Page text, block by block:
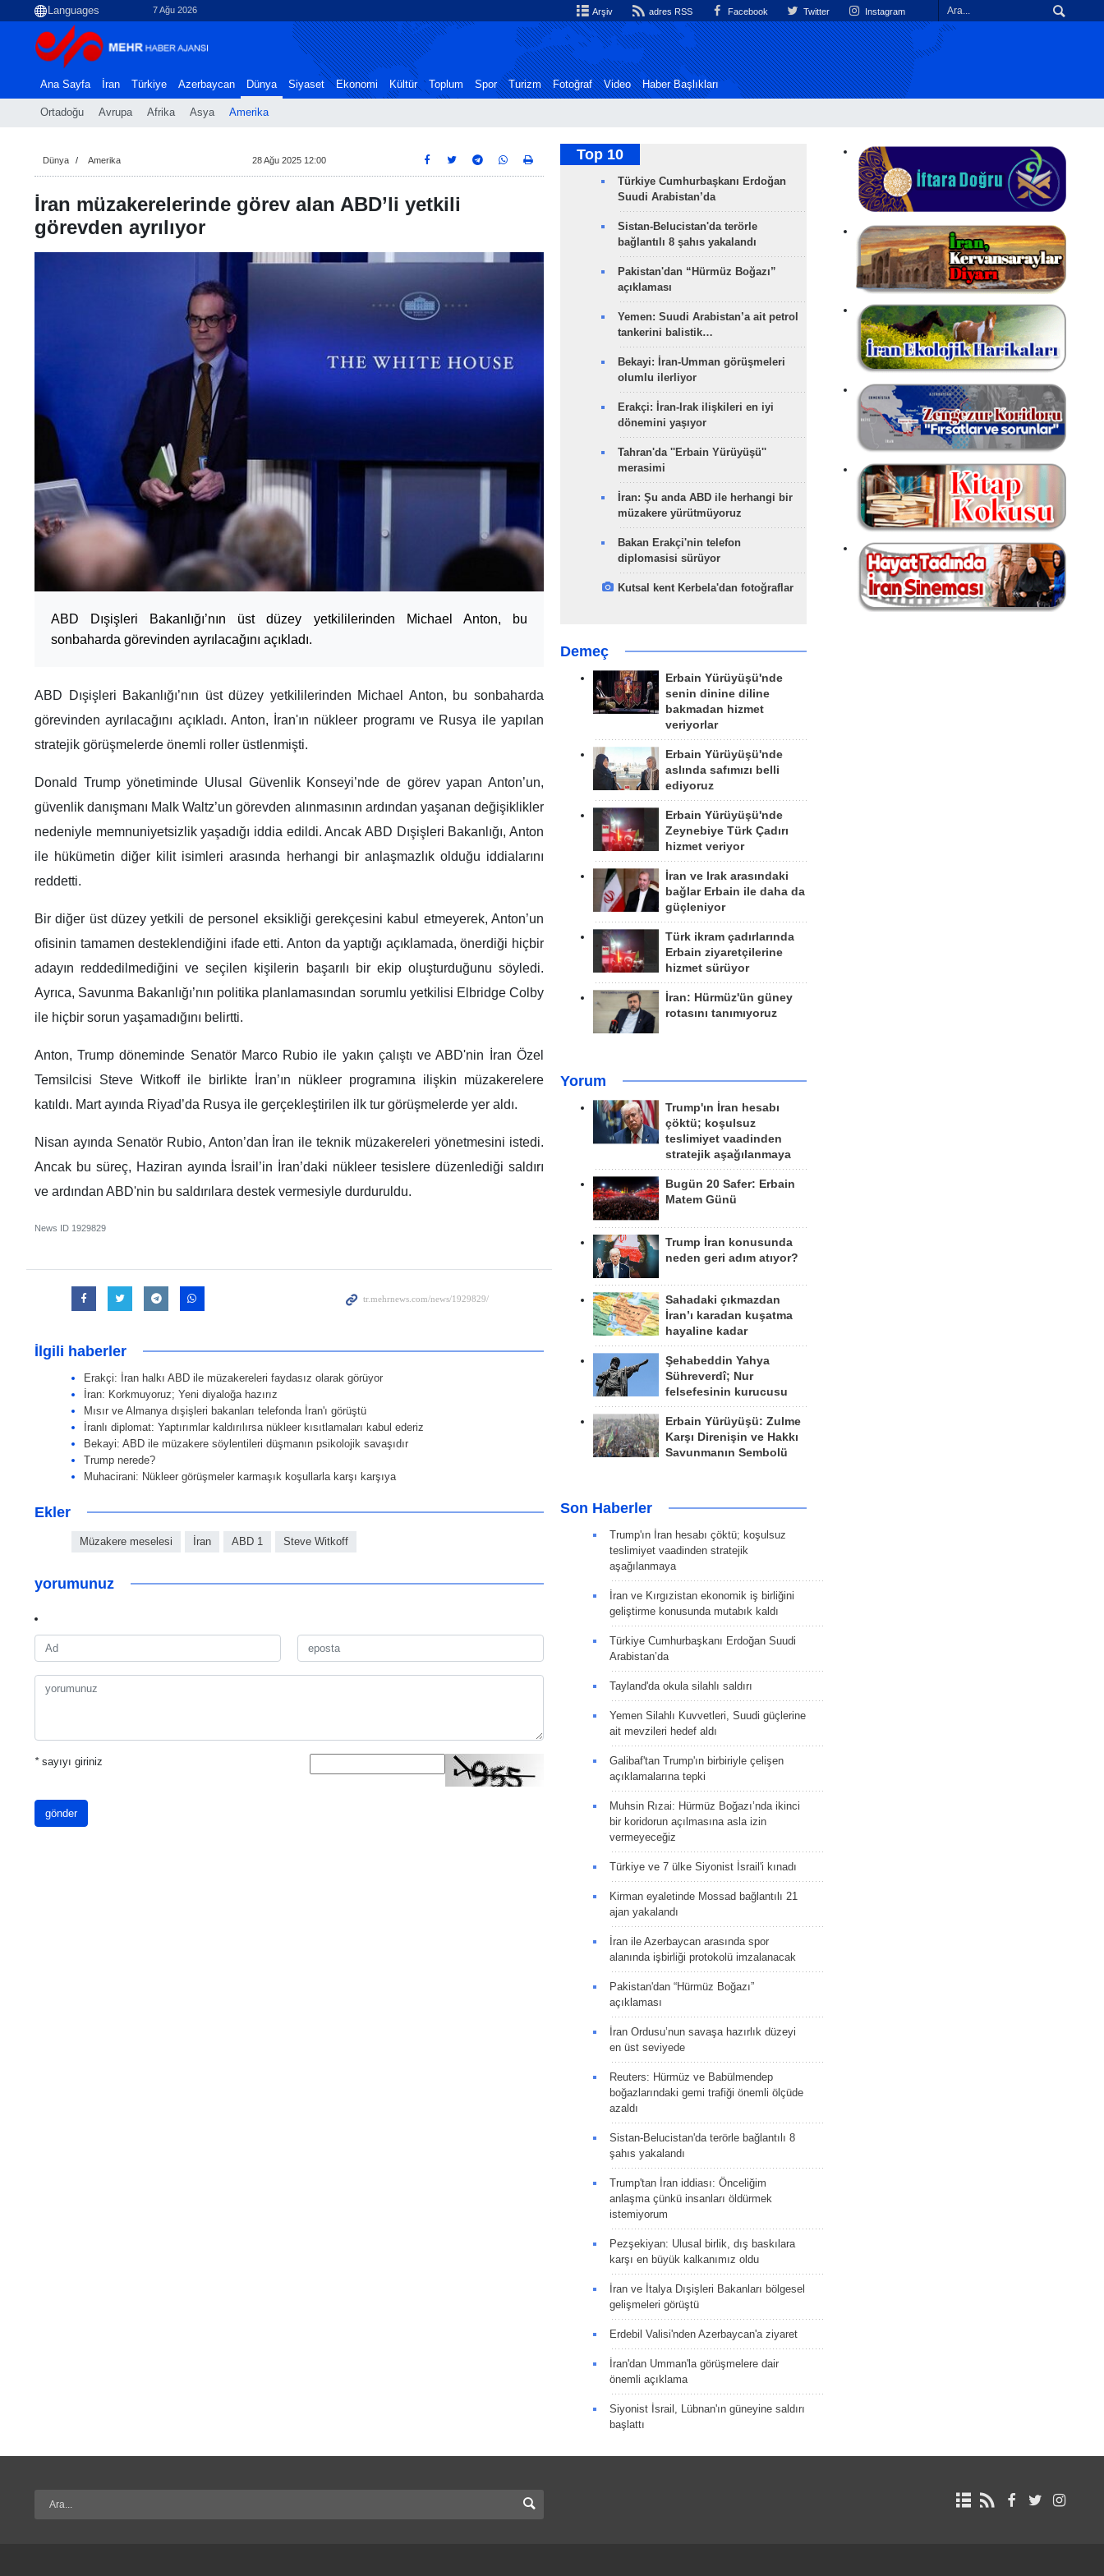
7 Ağu 2026 Arşiv adres RSS Facebook Twitter Instagram
Ana Sayfa İran Türkiye Azerbaycan Dünya
Ortadoğu Avrupa Afrika Asya Amerika
Siyaset Ekonomi Kültür Toplum Spor Turizm Fotoğraf Video Haber Başlıkları
Dünya Amerika 28 Ağu 2025 12:00
İran müzakerelerinde görev alan ABD’li yetkili
görevden ayrılıyor
ABD Dışişleri Bakanlığı’nın üst düzey yetkililerinden Michael Anton, bu
sonbaharda görevinden ayrılacağını açıkladı.
ABD Dışişleri Bakanlığı’nın üst düzey yetkililerinden Michael Anton, bu sonbaharda
görevinden ayrılacağını açıkladı. Anton, İran'ın nükleer programı ve Rusya ile yapılan
stratejik görüşmelerde önemli roller üstlenmişti.
Donald Trump yönetiminde Ulusal Güvenlik Konseyi’nde de görev yapan Anton’un,
güvenlik danışmanı Malk Waltz’un görevden alınmasının ardından yaşanan değişiklikler
nedeniyle memnuniyetsizlik yaşadığı iddia edildi. Ancak ABD Dışişleri Bakanlığı, Anton
ile hükümetin diğer kilit isimleri arasında herhangi bir anlaşmazlık olduğu iddialarını
reddetti.
Bir diğer üst düzey yetkili de personel eksikliği gerekçesini kabul etmeyerek, Anton’un
ofisinin tamamen desteklendiğini ifade etti. Anton da yaptığı açıklamada, önerdiği hiçbir
adayın reddedilmediğini ve seçilen kişilerin başarılı bir ekip oluşturduğunu söyledi.
Ayrıca, Savunma Bakanlığı’nın politika planlamasından sorumlu yetkilisi Elbridge Colby
ile hiçbir sorun yaşamadığını belirtti.
Anton, Trump döneminde Senatör Marco Rubio ile yakın çalıştı ve ABD'nin İran Özel
Temsilcisi Steve Witkoff ile birlikte İran’ın nükleer programına ilişkin müzakerelere
katıldı. Mart ayında Riyad’da Rusya ile gerçekleştirilen ilk tur görüşmelerde yer aldı.
Nisan ayında Senatör Rubio, Anton’dan İran ile teknik müzakereleri yönetmesini istedi.
Ancak bu süreç, Haziran ayında İsrail’in İran’daki nükleer tesislere düzenlediği saldırı
ve ardından ABD'nin bu saldırılara destek vermesiyle durduruldu.
News ID 1929829
İlgili haberler
Erakçi: İran halkı ABD ile müzakereleri faydasız olarak görüyor
İran: Korkmuyoruz; Yeni diyaloğa hazırız
Mısır ve Almanya dışişleri bakanları telefonda İran'ı görüştü
İranlı diplomat: Yaptırımlar kaldırılırsa nükleer kısıtlamaları kabul ederiz
Bekayi: ABD ile müzakere söylentileri düşmanın psikolojik savaşıdır
Trump nerede?
Muhacirani: Nükleer görüşmeler karmaşık koşullarla karşı karşıya
Ekler
Müzakere meselesi İran ABD 1 Steve Witkoff
yorumunuz
*sayıyı giriniz
gönder
Top 10
Türkiye Cumhurbaşkanı Erdoğan
Suudi Arabistan’da
Sistan-Belucistan'da terörle
bağlantılı 8 şahıs yakalandı
Pakistan'dan “Hürmüz Boğazı”
açıklaması
Yemen: Suudi Arabistan’a ait petrol
tankerini balistik…
Bekayi: İran-Umman görüşmeleri
olumlu ilerliyor
Erakçi: İran-Irak ilişkileri en iyi
dönemini yaşıyor
Tahran'da ''Erbain Yürüyüşü''
merasimi
İran: Şu anda ABD ile herhangi bir
müzakere yürütmüyoruz
Bakan Erakçi'nin telefon
diplomasisi sürüyor
Kutsal kent Kerbela'dan fotoğraflar
Demeç
Erbain Yürüyüşü'nde
senin dinine diline
bakmadan hizmet
veriyorlar
Erbain Yürüyüşü'nde
aslında safımızı belli
ediyoruz
Erbain Yürüyüşü'nde
Zeynebiye Türk Çadırı
hizmet veriyor
İran ve Irak arasındaki
bağlar Erbain ile daha da
güçleniyor
Türk ikram çadırlarında
Erbain ziyaretçilerine
hizmet sürüyor
İran: Hürmüz'ün güney
rotasını tanımıyoruz
Yorum
Trump'ın İran hesabı
çöktü; koşulsuz
teslimiyet vaadinden
stratejik aşağılanmaya
Bugün 20 Safer: Erbain
Matem Günü
Trump İran konusunda
neden geri adım atıyor?
Sahadaki çıkmazdan
İran’ı karadan kuşatma
hayaline kadar
Şehabeddin Yahya
Sühreverdî; Nur
felsefesinin kurucusu
Erbain Yürüyüşü: Zulme
Karşı Direnişin ve Hakkı
Savunmanın Sembolü
Son Haberler
Trump'ın İran hesabı çöktü; koşulsuz
teslimiyet vaadinden stratejik
aşağılanmaya
İran ve Kırgızistan ekonomik iş birliğini
geliştirme konusunda mutabık kaldı
Türkiye Cumhurbaşkanı Erdoğan Suudi
Arabistan’da
Tayland'da okula silahlı saldırı
Yemen Silahlı Kuvvetleri, Suudi güçlerine
ait mevzileri hedef aldı
Galibaf'tan Trump'ın birbiriyle çelişen
açıklamalarına tepki
Muhsin Rızai: Hürmüz Boğazı’nda ikinci
bir koridorun açılmasına asla izin
vermeyeceğiz
Türkiye ve 7 ülke Siyonist İsrail'i kınadı
Kirman eyaletinde Mossad bağlantılı 21
ajan yakalandı
İran ile Azerbaycan arasında spor
alanında işbirliği protokolü imzalanacak
Pakistan'dan “Hürmüz Boğazı”
açıklaması
İran Ordusu’nun savaşa hazırlık düzeyi
en üst seviyede
Reuters: Hürmüz ve Babülmendep
boğazlarındaki gemi trafiği önemli ölçüde
azaldı
Sistan-Belucistan'da terörle bağlantılı 8
şahıs yakalandı
Trump'tan İran iddiası: Önceliğim
anlaşma çünkü insanları öldürmek
istemiyorum
Pezşekiyan: Ulusal birlik, dış baskılara
karşı en büyük kalkanımız oldu
İran ve İtalya Dışişleri Bakanları bölgesel
gelişmeleri görüştü
Erdebil Valisi'nden Azerbaycan'a ziyaret
İran'dan Umman'la görüşmelere dair
önemli açıklama
Siyonist İsrail, Lübnan'ın güneyine saldırı
başlattı